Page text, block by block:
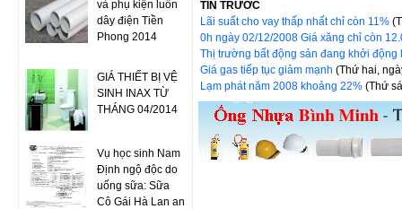
và phụ kiện luồn
dây điện Tiền
Phong 2014
GIÁ THIẾT BỊ VỆ
SINH INAX TỪ
THÁNG 04/2014
Vụ học sinh Nam
Định ngộ độc do
uống sữa: Sữa
Cô Gái Hà Lan an
TIN TRƯỚC
Lãi suất cho vay thấp nhất chỉ còn 11%
0h ngày 02/12/2008 Giá xăng chỉ còn
Thị trường bất động sản đang khởi
Giá gas tiếp tục giảm mạnh(Thứ hai,
Lạm phát năm 2008 khoảng 22%(Thứ